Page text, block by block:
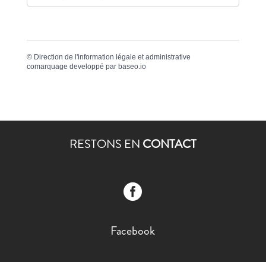
© Direction de l'information légale et administrative
comarquage developpé par baseo.io
RESTONS EN CONTACT

Facebook